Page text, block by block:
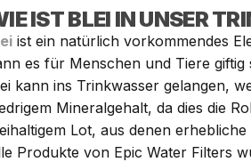
IST BLEI IN UNSER
ist ein natürlich vorkommendes
es für Menschen und Tiere
kann ins Trinkwasser gelangen,
Mineralgehalt, da dies die
Lot, aus denen
Produkte von Epic Water Filters